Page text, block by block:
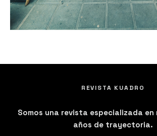
REVISTA KUADRO
Somos una revista especializada en
años de trayectoria.